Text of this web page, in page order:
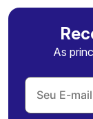
As